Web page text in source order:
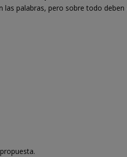
las palabras, pero sobre todo deben